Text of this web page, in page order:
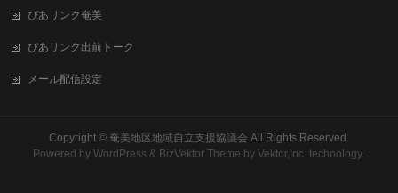
ぴあリンク奄美
ぴあリンク出前トーク
メール配信設定
Copyright © 奄美地区地域自立支援協議会 All Rights Reserved.
Powered byWordPress & BizVektor Theme byVektor,Inc. technology.